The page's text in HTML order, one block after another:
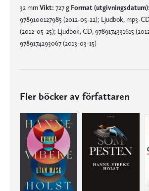
32 mmVikt: 727 g Format (utgivningsdatum):
9789100127985 (2012-05-22); Ljudbok, mp3-
(2012-05-25); Ljudbok, CD, 9789174331615
9789174293067 (2013-03-15)
Fler böcker av författaren